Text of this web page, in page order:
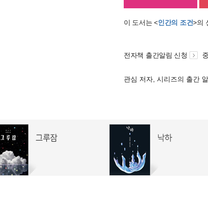
이 도서는 <인간의 조건>의
전자책 출간알림 신청
관심 저자, 시리즈의 출간